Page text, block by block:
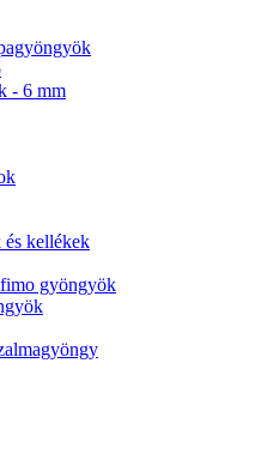
- 6 mm
kellékek
fimo gyöngyök